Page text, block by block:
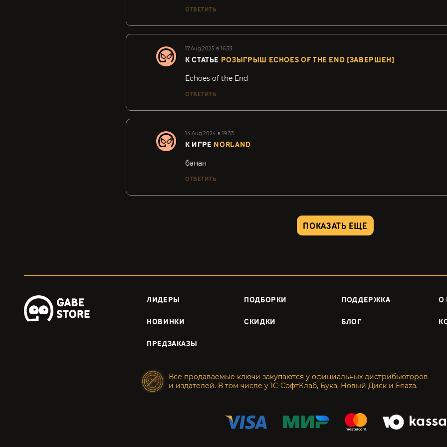
ОТВЕТИТЬ
17.Aug.2025 в 16:33
К СТАТЬЕ РОЗЫГРЫШ ECHOES OF THE END [ЗАВЕРШЕН]
Echoes of the End
ОТВЕТИТЬ
14.Aug.2024 в 19:33
К ИГРЕ NORLAND
банан
ОТВЕТИТЬ
ПОКАЗАТЬ ЕЩЕ
ЛИДЕРЫ ПОДБОРКИ ПОДДЕРЖКА О
НОВИНКИ СКИДКИ БЛОГ
ПРЕДЗАКАЗЫ
Все продаваемые ключи закупаются у официальных дистрибьюторов
и издателей. В том числе у 1С-СофтКлаб, Бука, Новый Диск и Enaza.